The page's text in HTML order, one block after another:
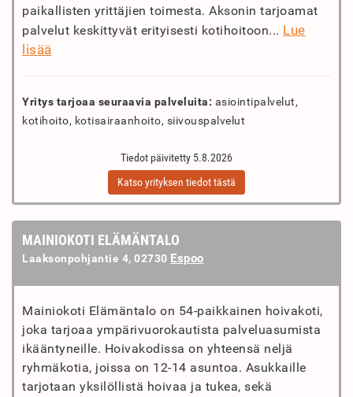
paikallisten yrittäjien toimesta. Aksonin tarjoamat
palvelut keskittyvät erityisesti kotihoitoon... Lue
lisää
Yritys tarjoaa seuraavia palveluita: asiointipalvelut,
kotihoito, kotisairaanhoito, siivouspalvelut
Tiedot päivitetty 5.8.2026
Katso yrityksen tiedot tästä
MAINIOKOTI ELÄMÄNTALO
Laaksonpohjantie 4, 02730 Espoo
Mainiokoti Elämäntalo on 54-paikkainen hoivakoti,
joka tarjoaa ympärivuorokautista palveluasumista
ikääntyneille. Hoivakodissa on yhteensä neljä
ryhmäkotia, joissa on 12-14 asuntoa. Asukkaille
tarjotaan yksilöllistä hoivaa ja tukea, sekä